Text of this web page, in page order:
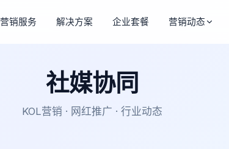
营销服务 解决方案 企业套餐 营销动态
社媒协同
KOL营销 · 网红推广 · 行业动态